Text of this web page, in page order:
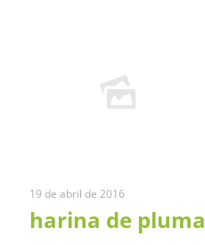
19 de abril de 2016
harina de pluma